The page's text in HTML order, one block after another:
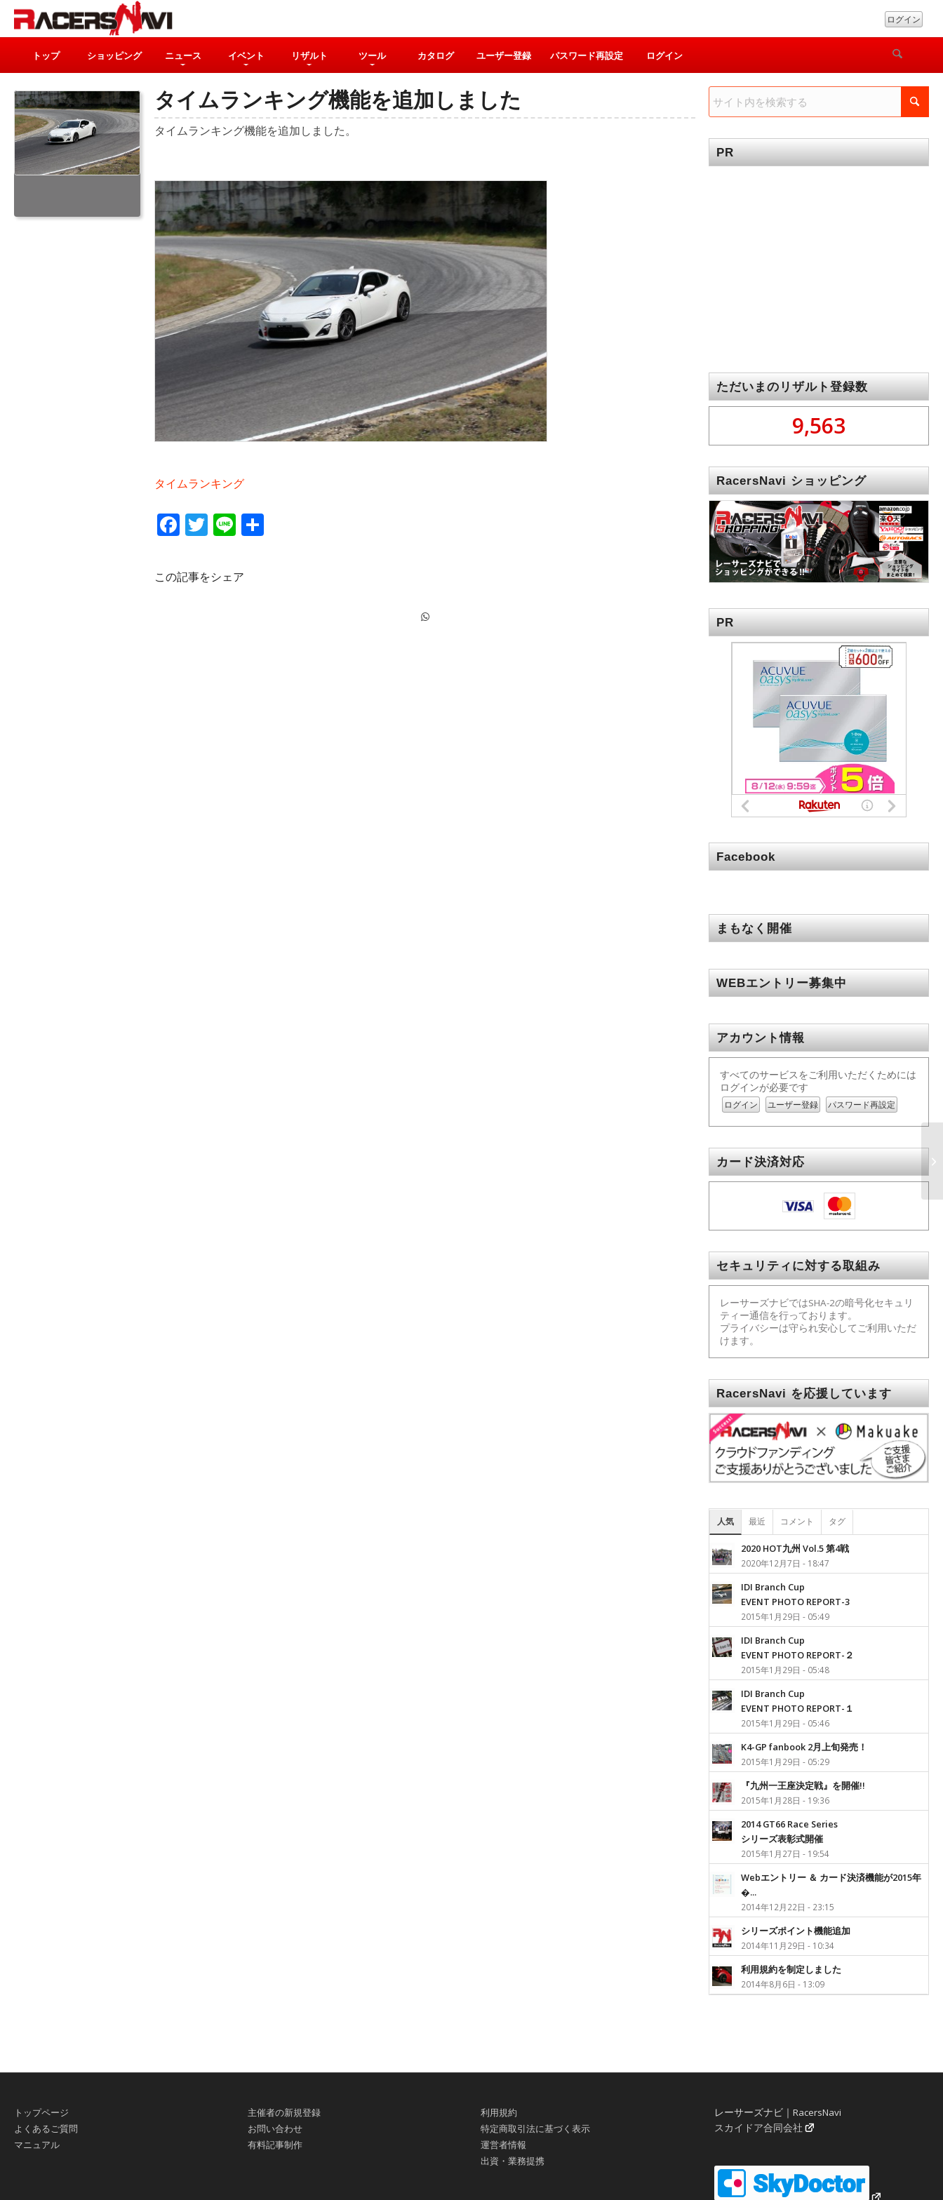
ログイン
トップ ショッピング ニュース イベント リザルト ツール カタログ ユーザー登録 パスワード再設定 ログイン
タイムランキング機能を追加しました
タイムランキング機能を追加しました。
タイムランキング
Facebook
Twitter
Line
この記事をシェア
PR
ただいまのリザルト登録数
9,563
RacersNavi ショッピング
PR
Facebook
まもなく開催
WEBエントリー募集中
アカウント情報
すべてのサービスをご利用いただくためには
ログインが必要です
ログイン ユーザー登録 パスワード再設定
カード決済対応
セキュリティに対する取組み
レーサーズナビではSHA-2の暗号化セキュリ
ティー通信を行っております。
プライバシーは守られ安心してご利用いただ
けます。
RacersNavi を応援しています
人気 最近 コメント タグ
2020 HOT九州 Vol.5 第4戦
2020年12月7日 - 18:47
IDI Branch Cup
EVENT PHOTO REPORT-3
2015年1月29日 - 05:49
IDI Branch Cup
EVENT PHOTO REPORT-２
2015年1月29日 - 05:48
IDI Branch Cup
EVENT PHOTO REPORT-１
2015年1月29日 - 05:46
K4-GP fanbook 2月上旬発売！
2015年1月29日 - 05:29
『九州一王座決定戦』を開催!!
2015年1月28日 - 19:36
2014 GT66 Race Series
シリーズ表彰式開催
2015年1月27日 - 19:54
Webエントリー ＆ カード決済機能が2015年
�...
2014年12月22日 - 23:15
シリーズポイント機能追加
2014年11月29日 - 10:34
利用規約を制定しました
2014年8月6日 - 13:09
トップページ
よくあるご質問
マニュアル
主催者の新規登録
お問い合わせ
有料記事制作
利用規約
特定商取引法に基づく表示
運営者情報
出資・業務提携
レーサーズナビ｜RacersNavi
スカイドア合同会社